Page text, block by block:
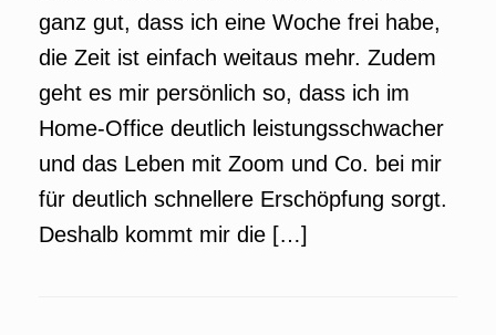
ganz gut, dass ich eine Woche frei habe,
die Zeit ist einfach weitaus mehr. Zudem
geht es mir persönlich so, dass ich im
Home-Office deutlich leistungsschwacher
und das Leben mit Zoom und Co. bei mir
für deutlich schnellere Erschöpfung sorgt.
Deshalb kommt mir die […]